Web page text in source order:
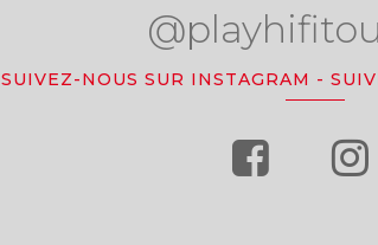
SUIVEZ-NOUS SUR INSTAGRAM -